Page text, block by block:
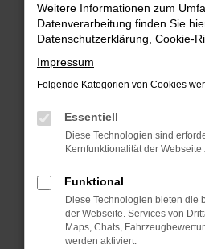
Überprüfe deine
Internetverbindung.
Laden andere Webseiten,
Suchmaschine?
Prüfe deine
Manche Erweiterungen,
können das Laden
verhindern. Funktioniert
Fenster?
Starte dein Gerät neu.
Das kann manchmal
Probleme zu beheben.
Weitere Informationen zum
Datenverarbeitung finden Sie
Datenschutzerklärung Cookie-
Impressum
Folgende Kategorien von Cookies
Essentiell
Diese Technologien sind
Kernfunktionalität der
Funktional
Diese Technologien bieten die
der Webseite. Services von
Maps, Chats,
werden aktiviert.